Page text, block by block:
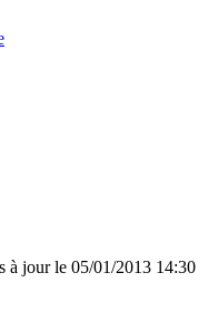
à jour le 05/01/2013 14:30